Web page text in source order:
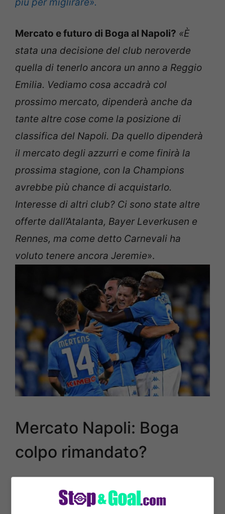
Mercato e futuro di Boga al Napoli? «È
stata una decisione del club neroverde
quella di tenerlo ancora un anno a Reggio
Emilia. Vediamo cosa accadrà col
prossimo mercato, dipenderà anche da
tante altre cose come la posizione di
classifica del Napoli. Da quello dipenderà
il mercato degli azzurri e come finirà la
prossima stagione, con la Champions
avrebbe più chance di acquistarlo.
Interesse di altri club? Ci sono state altre
offerte dall’Atalanta, Bayer Leverkusen e
Rennes, ma come detto Carnevali ha
voluto tenere ancora Jeremie».
Mercato Napoli: Boga
colpo rimandato?